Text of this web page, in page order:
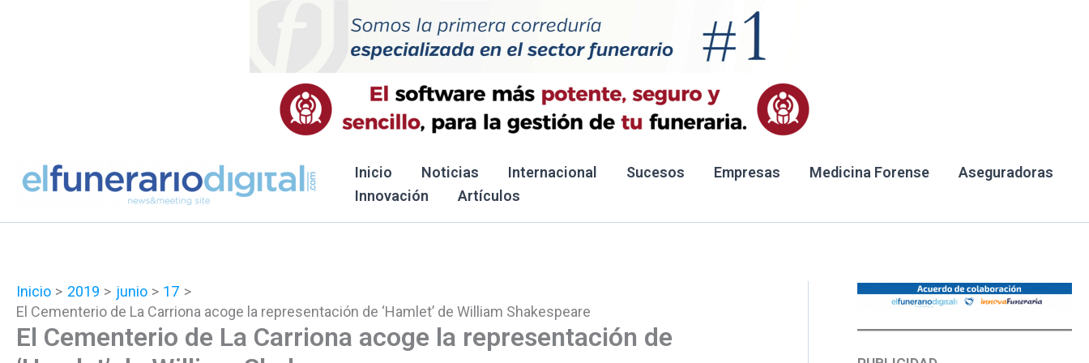
Inicio Noticias Internacional Sucesos Empresas Medicina Forense
Aseguradoras
Innovación
Artículos
Inicio 2019 junio
17
El Cementerio de La Carriona acoge la representación de ‘Hamlet’ de William Shakespeare
El Cementerio de La Carriona acoge la representación de